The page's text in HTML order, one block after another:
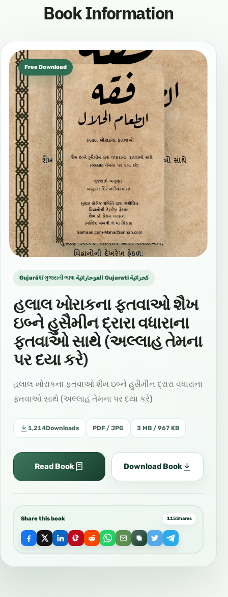
Book Information
Free Download
Gujarātī ગુજરાતી ભાષા الغوجاراتية Gujarati كجراتية
હલાલ ખોરાકના ફતવાઓ શૈખ
ઇબ્ને હુસૈમીન દ્રારા વધારાના
ફતવાઓ સાથે (અલ્લાહ તેમના
પર દયા કરે)
હલાલ ખોરાકના ફતવાઓ શૈખ ઇબ્ને હુસૈમીન દ્રારા વધારાના
ફતવાઓ સાથે (અલ્લાહ તેમના પર દયા કરે)
1,214Downloads PDF / JPG 3 MB / 967 KB
Read Book Download Book
Share this book 115Shares